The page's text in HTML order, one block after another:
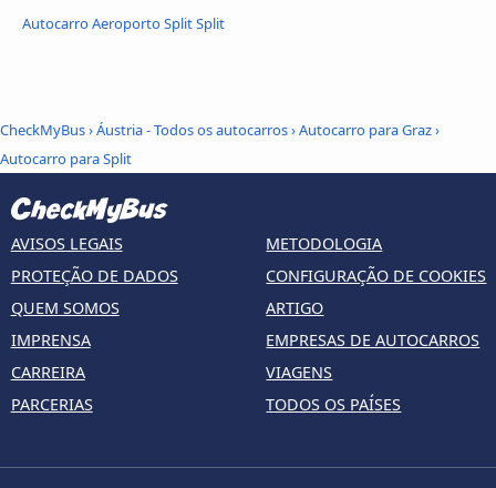
Autocarro Aeroporto Split Split
CheckMyBus›Áustria - Todos os autocarros›Autocarro para Graz›
Autocarro para Split
AVISOS LEGAIS
PROTEÇÃO DE DADOS
QUEM SOMOS
IMPRENSA
CARREIRA
PARCERIAS
METODOLOGIA
CONFIGURAÇÃO DE COOKIES
ARTIGO
EMPRESAS DE AUTOCARROS
VIAGENS
TODOS OS PAÍSES